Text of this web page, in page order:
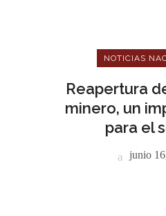
NOTICIAS
Reapertura
minero, un
para el
junio